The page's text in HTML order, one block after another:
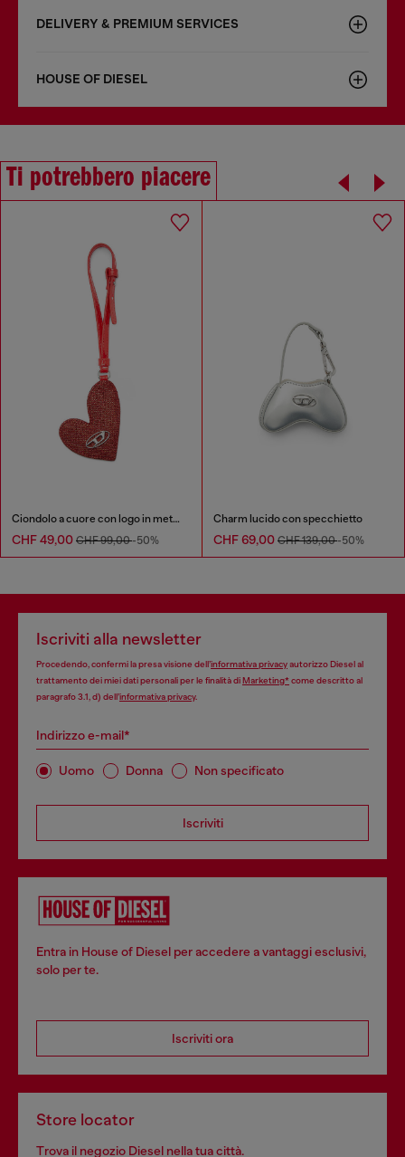
DELIVERY & PREMIUM SERVICES
HOUSE OF DIESEL
Ti potrebbero piacere
Ciondolo a cuore con logo in metallo
CHF 49,00 CHF 99,00-50%
Charm lucido con specchietto
CHF 69,00 CHF 139,00-50%
Iscriviti alla newsletter
Procedendo, confermi la presa visione dell’informativa privacyautorizzo Diesel al
trattamento dei miei dati personali per le finalità diMarketing*come descritto al
paragrafo 3.1, d) dell’informativa privacy.
Indirizzo e-mail*
Uomo Donna Non specificato
Iscriviti
Entra in House of Diesel per accedere a vantaggi esclusivi,
solo per te.
Iscriviti ora
Store locator
Trova il negozio Diesel nella tua città.